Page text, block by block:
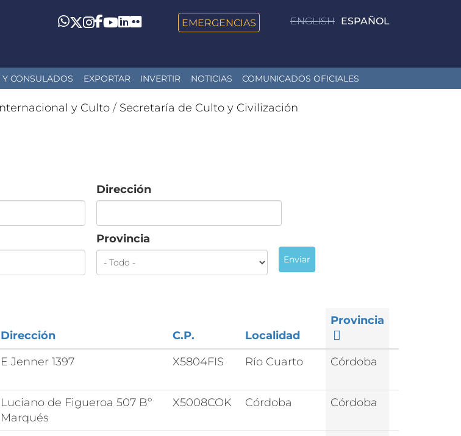
ENGLISH ESPAÑOL
Whatsapp
Twitter
Instagram
Facebook
YouTube
LinkedIn
Flickr EMERGENCIAS
CONSULADOS EXPORTAR INVERTIR NOTICIAS COMUNICADOS OFICIALES
y Culto / Secretaría de Culto y Civilización
Dirección
Provincia
Enviar
Dirección C.P. Localidad
Provincia
E Jenner 1397 X5804FIS Río Cuarto Córdoba
Luciano de Figueroa 507 Bº
Marqués
X5008COK Córdoba Córdoba